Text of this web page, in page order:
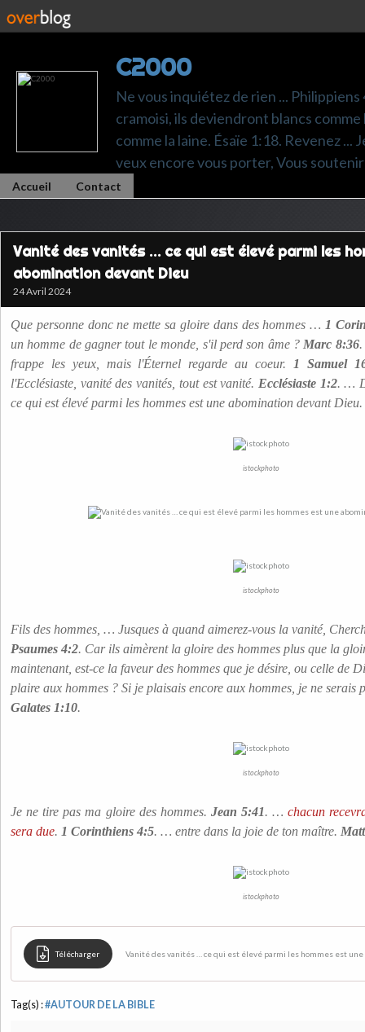
C2000
Ne vous inquiétez de rien ...
cramoisi, ils deviendront blancs
comme la laine. Ésaïe 1:18. Revenez
veux encore vous porter, Vous
Accueil Contact
Vanité des vanités … ce qui est élevé parmi les
abomination devant Dieu
24 Avril 2024
Que personne donc ne mette sa gloire dans des hommes … 1
un homme de gagner tout le monde, s'il perd son âme ? Marc 8:36.
frappe les yeux, mais l'Éternel regarde au coeur.
1 Samuel
l'Ecclésiaste, vanité des vanités, tout est vanité. Ecclésiaste 1:2. …
ce qui est élevé parmi les hommes est une abomination devant Dieu.
istockphoto
istockphoto
Fils des hommes, … Jusques à quand aimerez-vous la vanité,
Psaumes 4:2. Car ils aimèrent la gloire des hommes plus que la
maintenant, est-ce la faveur des hommes que je désire, ou celle de
plaire aux hommes ? Si je plaisais encore aux hommes, je ne serais
Galates 1:10.
istockphoto
Je ne tire pas ma gloire des hommes. Jean 5:41. …chacun
sera due. 1 Corinthiens 4:5. … entre dans la joie de ton maître.
istockphoto
Télécharger Vanité des vanités … ce qui est élevé parmi les hommes est
Tag(s) :#AUTOUR DE LA BIBLE